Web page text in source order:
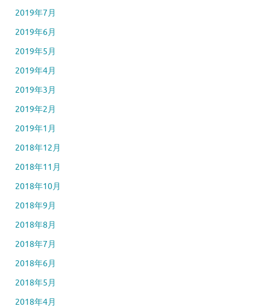
2019年7月
2019年6月
2019年5月
2019年4月
2019年3月
2019年2月
2019年1月
2018年12月
2018年11月
2018年10月
2018年9月
2018年8月
2018年7月
2018年6月
2018年5月
2018年4月